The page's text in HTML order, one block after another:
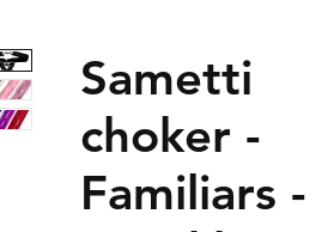
Sametti
choker -
Familiars -